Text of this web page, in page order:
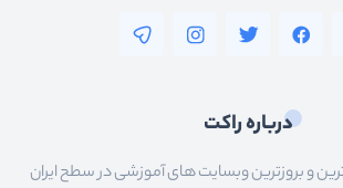
درباره راکت
و بروزترین وبسایت های آموزشی در سطح ایران